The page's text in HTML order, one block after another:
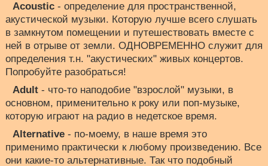
Acoustic - определение для пространственной,
акустической музыки. Которую лучше всего слушать
в замкнутом помещении и путешествовать вместе с
ней в отрыве от земли. ОДНОВРЕМЕННО служит для
определения т.н. "акустических" живых концертов.
Попробуйте разобраться!
Adult - что-то наподобие "взрослой" музыки, в
основном, применительно к року или поп-музыке,
которую играют на радио в недетское время.
Alternative - по-моему, в наше время это
применимо практически к любому произведению. Все
они какие-то альтернативные. Так что подобный